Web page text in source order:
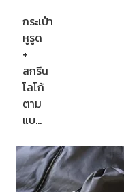
กระเป๋า
หูรูด
+
สกรีน
โลโก้
ตาม
แบ…